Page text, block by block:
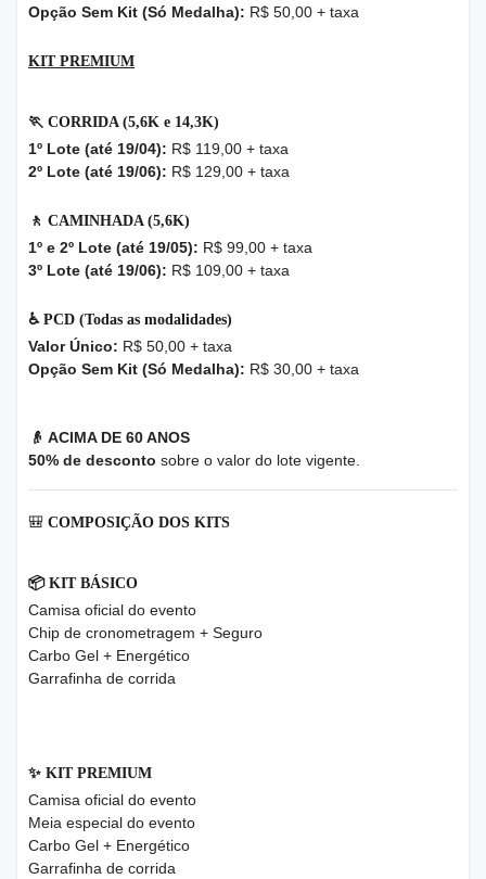
Opção Sem Kit (Só Medalha): R$ 50,00 + taxa
KIT PREMIUM
🏃 CORRIDA (5,6K e 14,3K)
1º Lote (até 19/04): R$ 119,00 + taxa
2º Lote (até 19/06): R$ 129,00 + taxa
🚶 CAMINHADA (5,6K)
1º e 2º Lote (até 19/05): R$ 99,00 + taxa
3º Lote (até 19/06): R$ 109,00 + taxa
♿PCD (Todas as modalidades)
Valor Único: R$ 50,00 + taxa
Opção Sem Kit (Só Medalha): R$ 30,00 + taxa
👴 ACIMA DE 60 ANOS
50% de desconto sobre o valor do lote vigente.
🎒 COMPOSIÇÃO DOS KITS
📦KIT BÁSICO
Camisa oficial do evento
Chip de cronometragem + Seguro
Carbo Gel + Energético
Garrafinha de corrida
✨ KIT PREMIUM
Camisa oficial do evento
Meia especial do evento
Carbo Gel + Energético
Garrafinha de corrida